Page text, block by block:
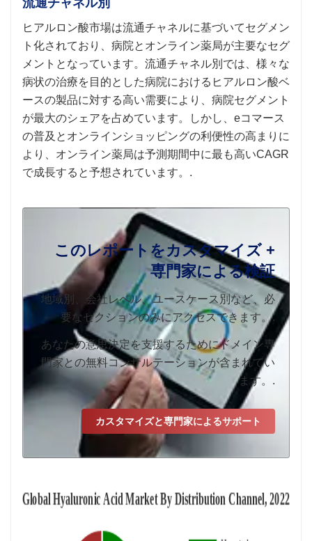
流通チャネル別
ヒアルロン酸市場は流通チャネルに基づいてセグメン
ト化されており、病院とオンライン薬局が主要なセグ
メントとなっています。流通チャネル別では、様々な
病状の治療を目的とした病院におけるヒアルロン酸ベ
ースの製品に対する高い需要により、病院セグメント
が最大のシェアを占めています。しかし、eコマース
の普及とオンラインショッピングの利便性の高まりに
より、オンライン薬局は予測期間中に最も高いCAGR
で成長すると予想されています。.
このレポートをカスタマイズ +
専門家による検証
地域別、会社レベル、ユースケース別など、必
要なセクションのみにアクセスできます。.
あなたの意思決定を支援するためにドメイン専
門家との無料コンサルテーションが含まれてい
ます。.
カスタマイズと専門家によるサポート